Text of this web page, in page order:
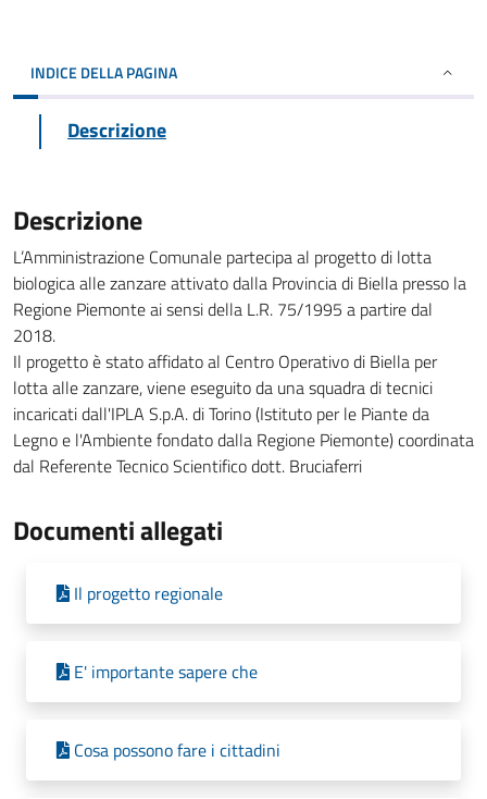
INDICE DELLA PAGINA
Descrizione
Descrizione
L’Amministrazione Comunale partecipa al progetto di lotta
biologica alle zanzare attivato dalla Provincia di Biella presso la
Regione Piemonte ai sensi della L.R. 75/1995 a partire dal
2018.
Il progetto è stato affidato al Centro Operativo di Biella per
lotta alle zanzare, viene eseguito da una squadra di tecnici
incaricati dall'IPLA S.p.A. di Torino (Istituto per le Piante da
Legno e l'Ambiente fondato dalla Regione Piemonte) coordinata
dal Referente Tecnico Scientifico dott. Bruciaferri
Documenti allegati
Il progetto regionale
E' importante sapere che
Cosa possono fare i cittadini